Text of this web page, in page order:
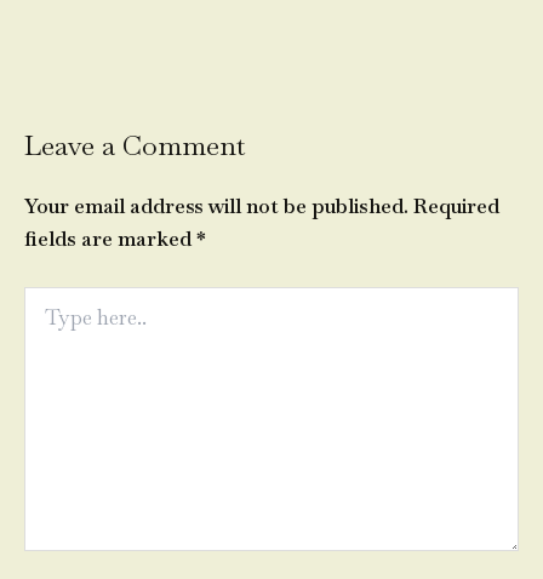
Leave a Comment
Your email address will not be published. Required
fields are marked*
here..